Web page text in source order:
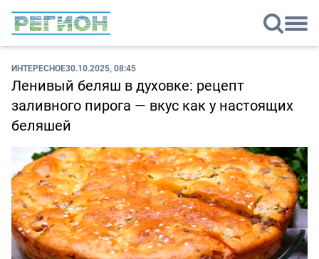
ИНТЕРЕСНОЕ30.10.2025, 08:45
Ленивый беляш в духовке: рецепт
заливного пирога — вкус как у настоящих
беляшей